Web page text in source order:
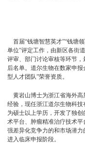
首届“钱塘智慧英才”“钱塘
单位”评定工作，由新区各街
评审、部门讨论审核等环节
后名单。道尔生物在数家申
型人才团队”荣誉资质。
黄岩山博士为浙江省海外高
经验，现任浙江道尔生物科
为硕士以上学历，开发了独
术平台、肿瘤精准治疗技术
强差异化竞争力的和市场潜
进入临床申报阶段。